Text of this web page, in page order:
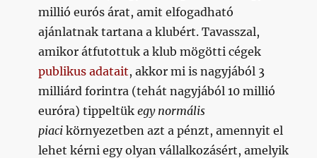
millió eurós árat, amit elfogadható
ajánlatnak tartana a klubért. Tavasszal,
amikor átfutottuk a klub mögötti cégek
publikus adatait, akkor mi is nagyjából 3
milliárd forintra (tehát nagyjából 10 millió
euróra) tippeltükegy normális
piacikörnyezetben azt a pénzt, amennyit el
lehet kérni egy olyan vállalkozásért, amelyik